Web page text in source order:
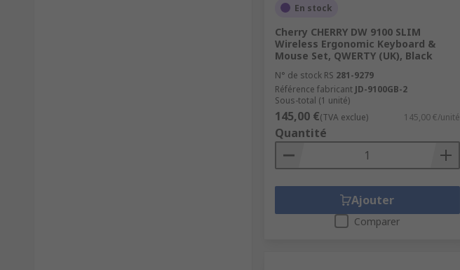
En stock
Cherry CHERRY DW 9100 SLIM
Wireless Ergonomic Keyboard &
Mouse Set, QWERTY (UK), Black
N° de stock RS 281-9279
Référence fabricant JD-9100GB-2
Sous-total (1 unité)
145,00 €(TVA exclue) 145,00 €/unité
Quantité
Ajouter
Comparer